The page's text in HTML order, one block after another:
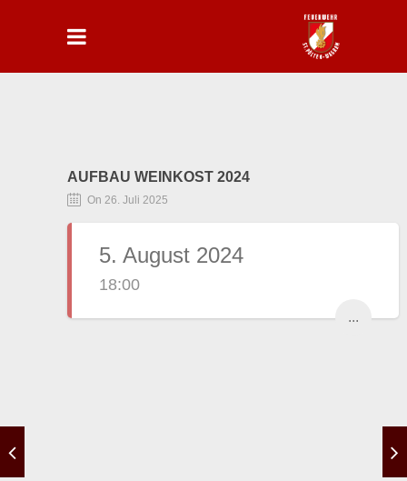
AUFBAU WEINKOST 2024
On 26. Juli 2025
5. August 2024
18:00
...